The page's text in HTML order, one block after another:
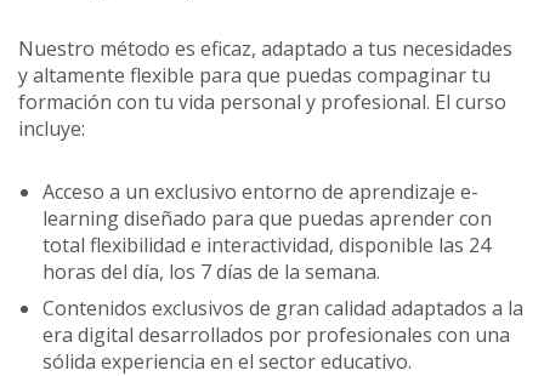
Nuestro método es eficaz, adaptado a tus necesidades
y altamente flexible para que puedas compaginar tu
formación con tu vida personal y profesional. El curso
incluye:
Acceso a un exclusivo entorno de aprendizaje e-
learning diseñado para que puedas aprender con
total flexibilidad e interactividad, disponible las 24
horas del día, los 7 días de la semana.
Contenidos exclusivos de gran calidad adaptados a la
era digital desarrollados por profesionales con una
sólida experiencia en el sector educativo.